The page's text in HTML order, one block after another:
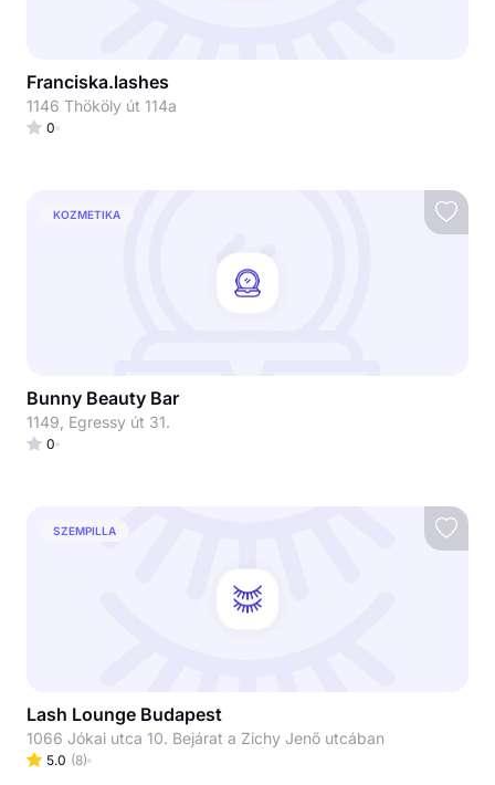
Franciska.lashes
1146 Thököly út 114a
0
KOZMETIKA
Bunny Beauty Bar
1149, Egressy út 31.
0
SZEMPILLA
Lash Lounge Budapest
1066 Jókai utca 10. Bejárat a Zichy Jenő utcában
5.0 (8)